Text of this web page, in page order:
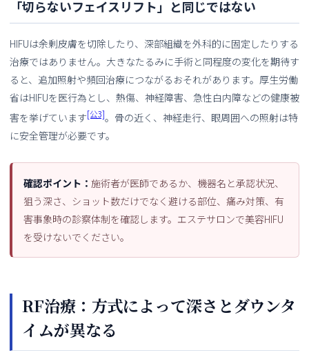
「切らないフェイスリフト」と同じではない
HIFUは余剰皮膚を切除したり、深部組織を外科的に固定したりする
治療ではありません。大きなたるみに手術と同程度の変化を期待す
ると、追加照射や頻回治療につながるおそれがあります。厚生労働
省はHIFUを医行為とし、熱傷、神経障害、急性白内障などの健康被
害を挙げています[公3]。骨の近く、神経走行、眼周囲への照射は特
に安全管理が必要です。
確認ポイント： 施術者が医師であるか、機器名と承認状況、
狙う深さ、ショット数だけでなく避ける部位、痛み対策、有
害事象時の診察体制を確認します。エステサロンで美容HIFU
を受けないでください。
RF治療：方式によって深さとダウンタ
イムが異なる